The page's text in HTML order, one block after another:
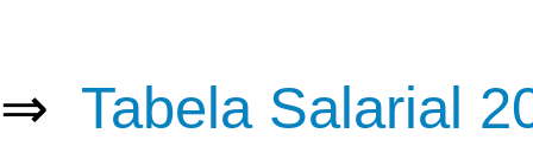
⇒ Tabela Salarial